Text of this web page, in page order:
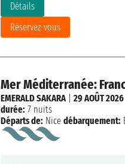
Détails
Réservez-vous
Mer Méditerranée:
EMERALD SAKARA| 29 AOÛT 2026
durée: 7 nuits
Départs de: Nice débarquement: